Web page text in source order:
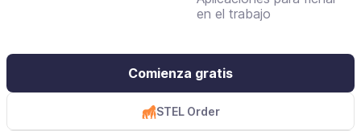
en el trabajo
Comienza gratis
STEL Order